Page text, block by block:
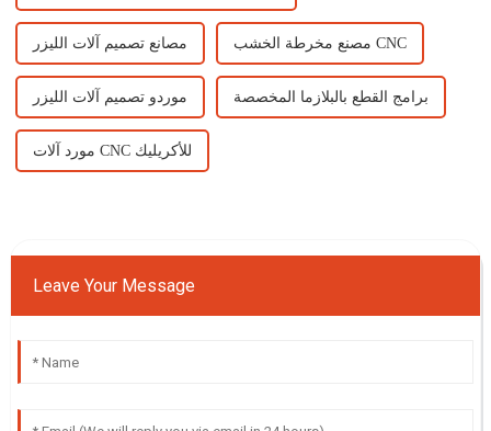
مصانع تصميم آلات الليزر مصنع مخرطة الخشب CNC
موردو تصميم آلات الليزر برامج القطع بالبلازما المخصصة
مورد آلات CNC للأكريليك
Leave Your Message